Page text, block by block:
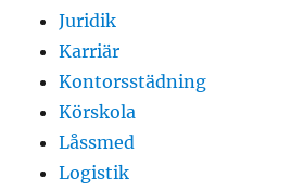
Juridik
Karriär
Kontorsstädning
Körskola
Låssmed
Logistik